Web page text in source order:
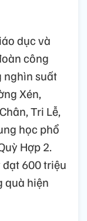
dục và
công
nghìn suất
Xén,
Tri Lễ,
học phổ
Hợp 2.
600 triệu
quà hiện